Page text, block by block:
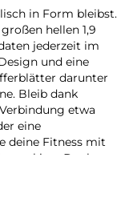
in Form bleibst.
hellen 1,9
jederzeit im
und eine
darunter
Bleib dank
etwa
eine
deine Fitness mit
Dank
geschützt. Und